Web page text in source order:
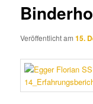
Veröffentlicht am15.